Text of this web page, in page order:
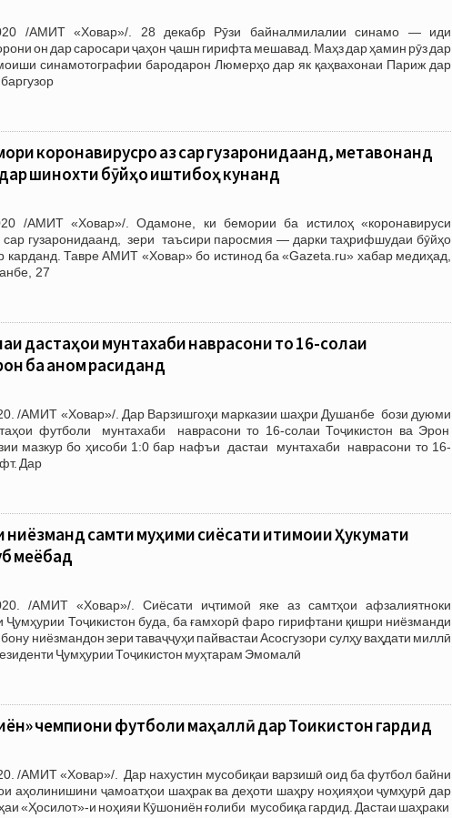
/АМИТ «Ховар»/. 28 декабр Рӯзи байналмилалии синамо — иди
он дар саросари ҷаҳон ҷашн гирифта мешавад. Маҳз дар ҳамин рӯз дар
синамотографии бародарон Люмерҳо дар як қаҳвахонаи Париж дар
коронавирусро аз сар гузаронидаанд, метавонанд
шинохти бӯйҳо иштибоҳ кунанд
/АМИТ «Ховар»/. Одамоне, ки бемории ба истилоҳ «коронавируси
сар гузаронидаанд, зери таъсири паросмия — дарки таҳрифшудаи бӯйҳо
карданд. Тавре АМИТ «Ховар» бо истинод ба «Gazeta.ru» хабар медиҳад,
27
дастаҳои мунтахаби наврасони то 16-солаи
ба анҷом расиданд
/АМИТ «Ховар»/. Дар Варзишгоҳи марказии шаҳри Душанбе бози дуюми
футболи мунтахаби наврасони то 16-солаи Тоҷикистон ва Эрон
мазкур бо ҳисоби 1:0 бар нафъи дастаи мунтахаби наврасони то 16-
Дар
самти муҳими сиёсати иҷтимоии Ҳукумати
меёбад
/АМИТ «Ховар»/. Сиёсати иҷтимоӣ яке аз самтҳои афзалиятноки
Ҷумҳурии Тоҷикистон буда, ба ғамхорӣ фаро гирифтани қишри ниёзманди
ниёзмандон зери таваҷҷуҳи пайвастаи Асосгузори сулҳу ваҳдати миллӣ
Ҷумҳурии Тоҷикистон муҳтарам Эмомалӣ
чемпиони футболи маҳаллӣ дар Тоҷикистон гардид
/АМИТ «Ховар»/. Дар нахустин мусобиқаи варзишӣ оид ба футбол байни
аҳолинишини ҷамоатҳои шаҳрак ва деҳоти шаҳру ноҳияҳои ҷумҳурӣ дар
«Ҳосилот»-и ноҳияи Кӯшониён ғолиби мусобиқа гардид. Дастаи шаҳраки